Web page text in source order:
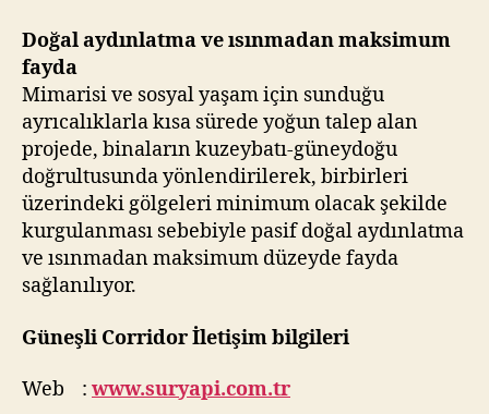
Doğal aydınlatma ve ısınmadan maksimum
fayda
Mimarisi ve sosyal yaşam için sunduğu
ayrıcalıklarla kısa sürede yoğun talep alan
projede, binaların kuzeybatı-güneydoğu
doğrultusunda yönlendirilerek, birbirleri
üzerindeki gölgeleri minimum olacak şekilde
kurgulanması sebebiyle pasif doğal aydınlatma
ve ısınmadan maksimum düzeyde fayda
sağlanılıyor.
Güneşli Corridor İletişim bilgileri
Web : www.suryapi.com.tr